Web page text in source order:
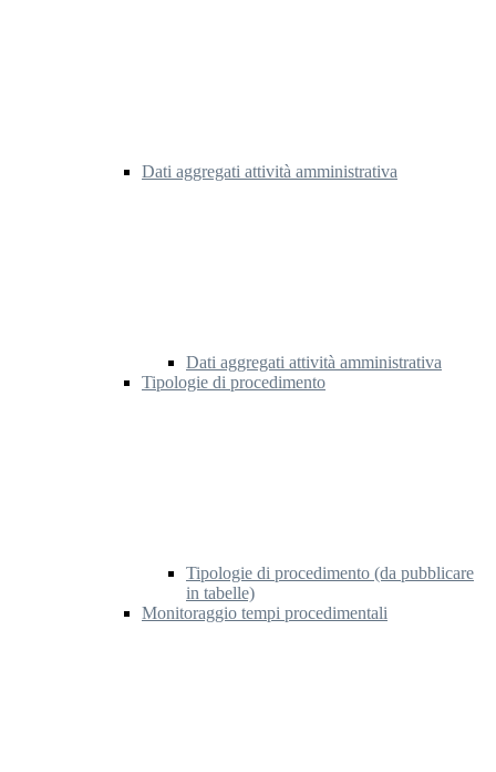
Dati aggregati attività amministrativa
Dati aggregati attività amministrativa
Tipologie di procedimento
Tipologie di procedimento (da pubblicare
in tabelle)
Monitoraggio tempi procedimentali